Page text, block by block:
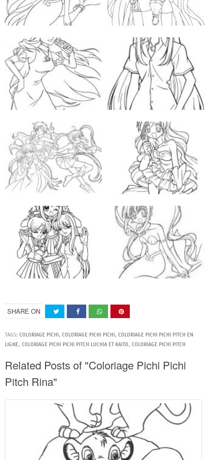
SHARE ON
TAGS: COLORIAGE PICHI, COLORIAGE PICHI PICHI, COLORIAGE PICHI PICHI PITCH EN
LIGNE, COLORIAGE PICHI PICHI PITCH LUCHIA ET KAITO, COLORIAGE PICHI PITCH
Related Posts of "Coloriage Pichi Pichi
Pitch Rina"